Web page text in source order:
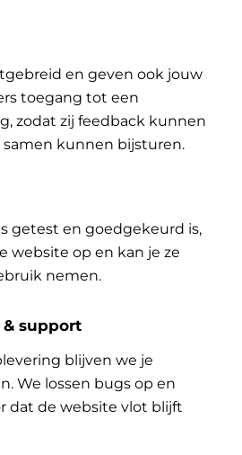
en geven ook jouw
toegang tot een
zodat zij feedback kunnen
samen kunnen bijsturen.
getest en goedgekeurd is,
website op en kan je ze
nemen.
support
blijven we je
We lossen bugs op en
dat de website vlot blijft